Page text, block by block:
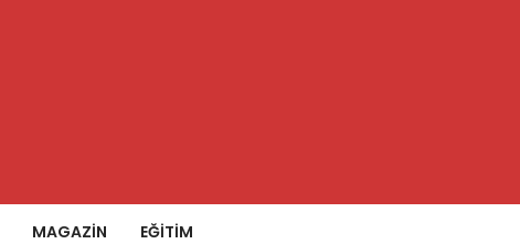
MAGAZİN EĞİTİM